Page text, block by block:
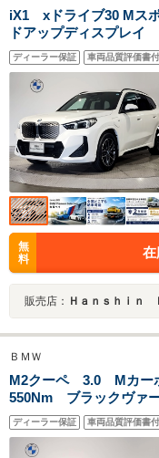
iX1 xドライブ30 Mス
ドアップディスプレイ
ル HDDナビ LEDヘ
トヒーター コンフォ
ミラーETC
ディーラー保証 車両品質評価書付
無
料
在
販売店： Ｈａｎｓｈｉｎ ＢＭＷ
ＢＭＷ
M2クーペ 3.0 Mカー
550Nm ブラックヴァ
サス ヘッドアップデ
キ アダプティブLED
ディーラー保証 車両品質評価書付